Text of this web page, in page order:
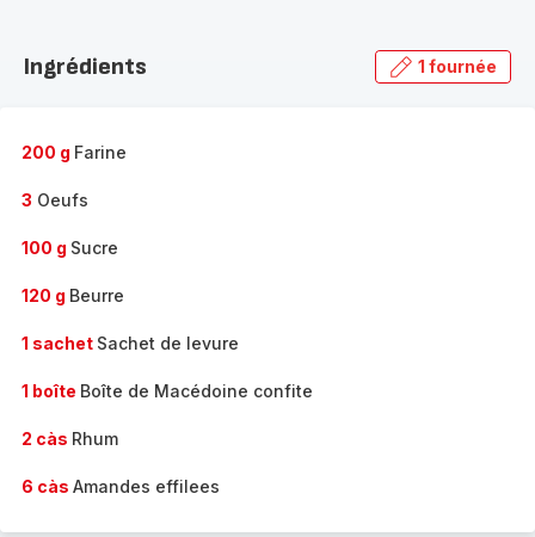
gamme
Ingrédients 1 fournée
200 g Farine
3 Oeufs
100 g Sucre
120 g Beurre
1 sachet Sachet de levure
1 boîte Boîte de Macédoine confite
2 càs Rhum
6 càs Amandes effilees